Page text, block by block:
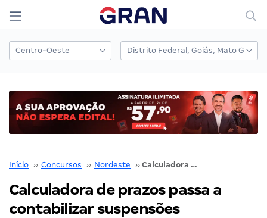
Início ›› Concursos ›› Nordeste ›› Calculadora de prazos passa a contabilizar suspensões processuais
Calculadora de prazos passa a
contabilizar suspensões